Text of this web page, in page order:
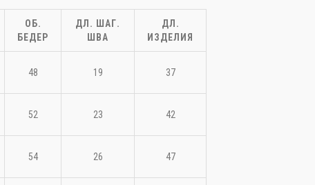
48 19 37
52 23 42
54 26 47
ОБ.
БЕДЕР
ДЛ. ШАГ.
ШВА
ДЛ.
ИЗДЕЛИЯ